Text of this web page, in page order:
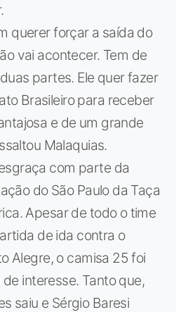
querer forçar a saída do
vai acontecer. Tem de
partes. Ele quer fazer
Brasileiro para receber
e de um grande
Malaquias.
com parte da
do São Paulo da Taça
Apesar de todo o time
de ida contra o
Alegre, o camisa 25 foi
interesse. Tanto que,
saiu e Sérgio Baresi